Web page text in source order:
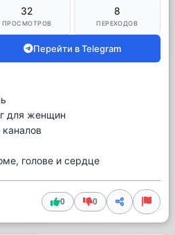
32
ПРОСМОТРОВ
8
ПЕРЕХОДОВ
Перейти в Telegram
для женщин
голове и сердце
0 0